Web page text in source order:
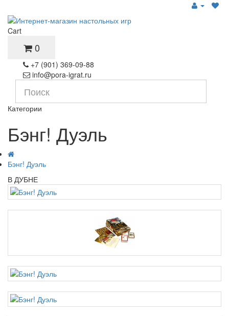
Cart
0
+7 (901) 369-09-88
info@pora-igrat.ru
Категории
Бэнг! Дуэль
Бэнг! Дуэль
В ДУБНЕ